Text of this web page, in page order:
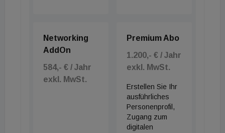
Networking
AddOn
584,- € / Jahr
exkl. MwSt.
Premium Abo
1.200,- € / Jahr
exkl. MwSt.
Erstellen Sie Ihr
ausführliches
Personenprofil,
Zugang zum
digitalen